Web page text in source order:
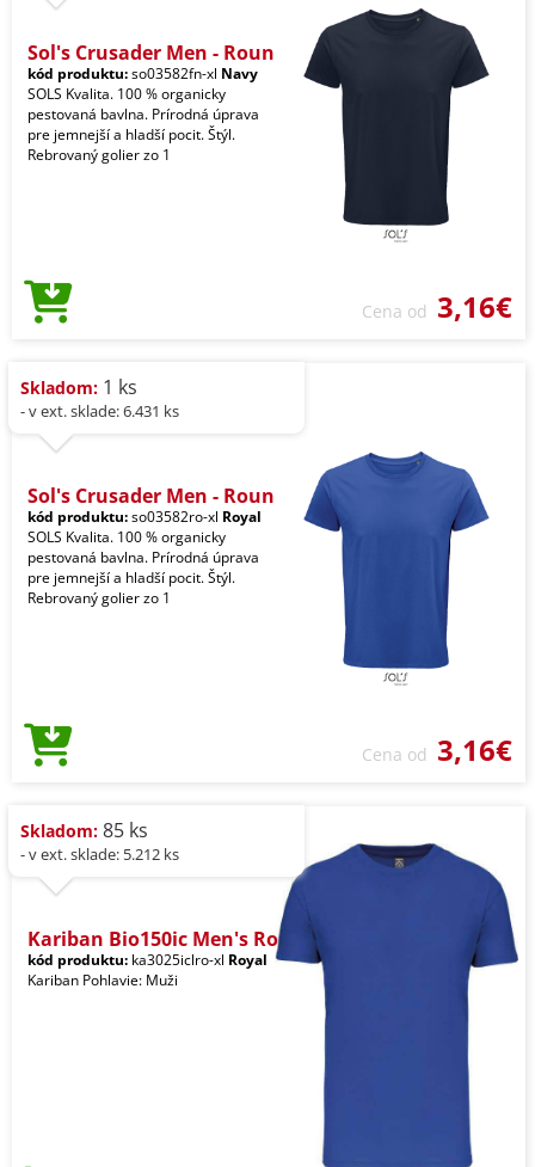
Sol's Crusader Men - Roun
kód produktu:so03582fn-xl Navy
SOLS Kvalita. 100 % organicky
pestovaná bavlna. Prírodná úprava
pre jemnejší a hladší pocit. Štýl.
Rebrovaný golier zo 1
Cena od 3,16€
Skladom: 1 ks
- v ext. sklade: 6.431 ks
Sol's Crusader Men - Roun
kód produktu:so03582ro-xl Royal
SOLS Kvalita. 100 % organicky
pestovaná bavlna. Prírodná úprava
pre jemnejší a hladší pocit. Štýl.
Rebrovaný golier zo 1
Cena od 3,16€
Skladom: 85 ks
- v ext. sklade: 5.212 ks
Kariban Bio150ic Men's Ro
kód produktu: ka3025iclro-xl Royal
Kariban Pohlavie: Muži